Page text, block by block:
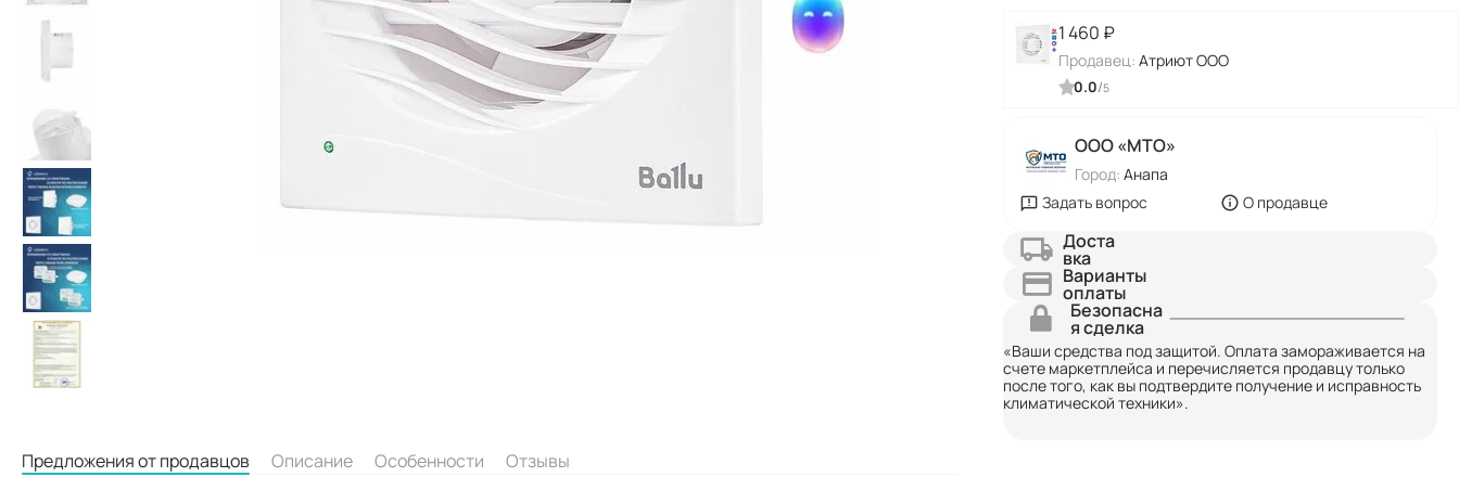
1 460 ₽
Продавец: Атриют ООО
0.0/5
ООО «МТО»
Город: Анапа
Задать вопрос
О продавце
Доста
вка
Варианты
оплаты
Безопасна
я сделка
«Ваши средства под защитой. Оплата замораживается на
счете маркетплейса и перечисляется продавцу только
после того, как вы подтвердите получение и исправность
климатической техники».
Предложения от продавцов Описание Особенности Отзывы